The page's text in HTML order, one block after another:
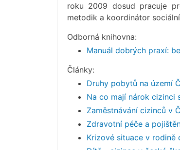
roku 2009 dosud pracuje
metodik a koordinátor
Odborná knihovna:
Manuál dobrých praxí:
Články:
Druhy pobytů na území
Na co mají nárok cizinci
Zaměstnávání cizinců v
Zdravotní péče a
Krizové situace v rodině